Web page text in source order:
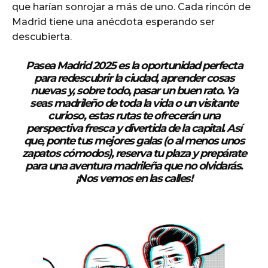
que harían sonrojar a más de uno. Cada rincón de
Madrid tiene una anécdota esperando ser
descubierta.
Pasea Madrid 2025 es la oportunidad perfecta
para redescubrir la ciudad, aprender cosas
nuevas y, sobre todo, pasar un buen rato. Ya
seas madrileño de toda la vida o un visitante
curioso, estas rutas te ofrecerán una
perspectiva fresca y divertida de la capital. Así
que, ponte tus mejores galas (o al menos unos
zapatos cómodos), reserva tu plaza y prepárate
para una aventura madrileña que no olvidarás.
¡Nos vemos en las calles!